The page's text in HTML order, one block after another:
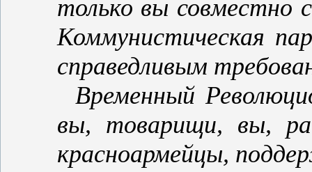
только вы совместно
Коммунистическая
справедливым
Временный
вы, товарищи, вы,
красноармейцы,